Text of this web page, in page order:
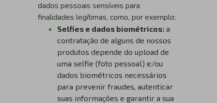
dados pessoais sensíveis para
finalidades legítimas, como, por exemplo:
Selfies e dados biométricos: a
contratação de alguns de nossos
produtos depende do upload de
uma selfie (foto pessoal) e/ou
dados biométricos necessários
para prevenir fraudes, autenticar
suas informações e garantir a sua